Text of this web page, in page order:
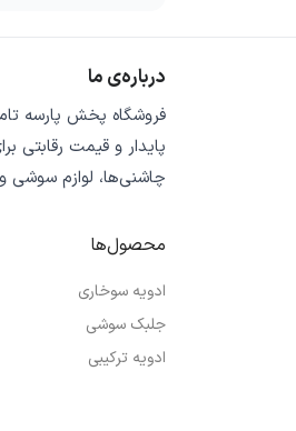
درباره‌ی ما
فروشگاه پخش پارسه
پایدار و قیمت رقابتی
چاشنی‌ها، لوازم سوشی
محصول‌ها
ادویه سوخاری
جلبک سوشی
ادویه ترکیبی